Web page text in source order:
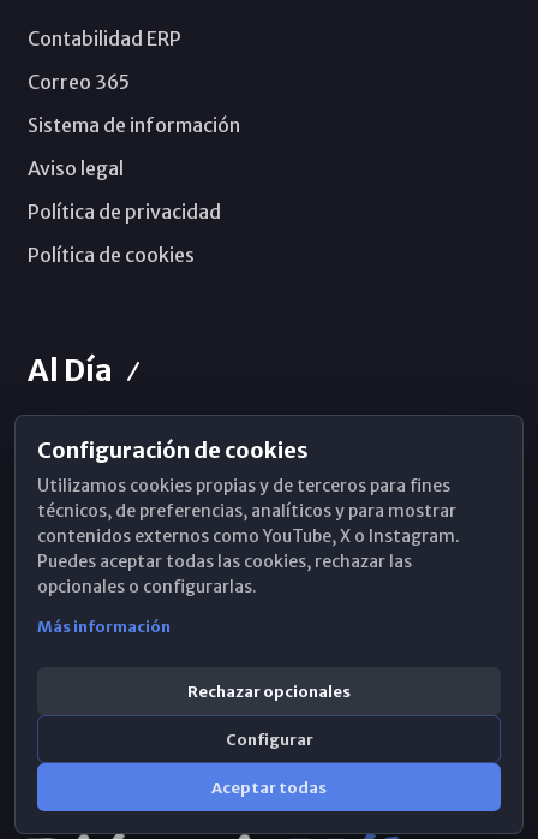
Contabilidad ERP
Correo 365
Sistema de información
Aviso legal
Política de privacidad
Política de cookies
Al Día
Horarios de Misa
Hemeroteca
WhatsApp
Configuración de cookies
Utilizamos cookies propias y de terceros para fines
técnicos, de preferencias, analíticos y para mostrar
contenidos externos como YouTube, X o Instagram.
Puedes aceptar todas las cookies, rechazar las
opcionales o configurarlas.
Más información
Rechazar opcionales
Configurar
Aceptar todas